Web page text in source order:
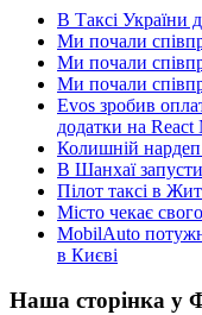
В Таксі України
Ми почали
Ми почали
Ми почали
Evos зробив
додатки на React
Колишній
В Шанхаї
Пілот таксі в
Місто чекає
MobilAuto
в Києві
Наша сторінка у